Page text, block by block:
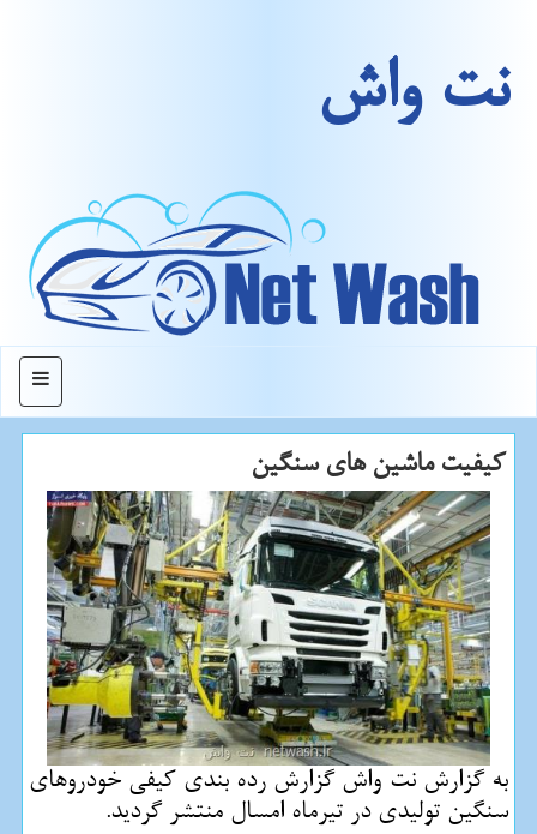
نت واش
منو
كیفیت ماشین های سنگین
به گزارش نت واش گزارش رده بندی كیفی خودروهای
سنگین تولیدی در تیرماه امسال منتشر گردید.